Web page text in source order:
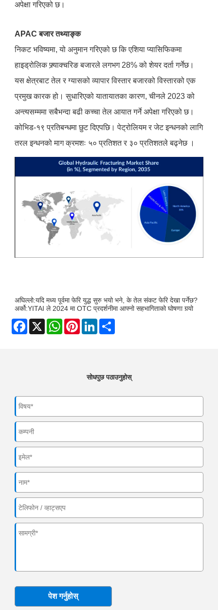
अपेक्षा गरिएको छ।
APAC बजार तथ्याङ्क
निकट भविष्यमा, यो अनुमान गरिएको छ कि एशिया प्यासिफिकमा
हाइड्रोलिक फ्र्याक्चरिङ बजारले लगभग 28% को शेयर दर्ता गर्नेछ।
यस क्षेत्रबाट तेल र ग्यासको व्यापार विस्तार बजारको विस्तारको एक
प्रमुख कारक हो। सुधारिएको यातायातका कारण, चीनले 2023 को
अन्त्यसम्ममा सबैभन्दा बढी कच्चा तेल आयात गर्ने अपेक्षा गरिएको छ।
कोभिड-१९ प्रतिबन्धमा छुट दिएपछि। पेट्रोलियम र जेट इन्धनको लागि
तरल इन्धनको माग क्रमशः ५० प्रतिशत र ३० प्रतिशतले बढ्नेछ ।
अघिल्लो:यदि मध्य पूर्वमा फेरि युद्ध सुरु भयो भने, के तेल संकट फेरि देखा पर्नेछ?
अर्को:YITAI ले 2024 मा OTC प्रदर्शनीमा आफ्नो सहभागिताको घोषणा गर्‍यो
Facebook
X WhatsAppPinterestLinkedIn
सोधपुछ पठाउनुहोस्
पेश गर्नुहोस्